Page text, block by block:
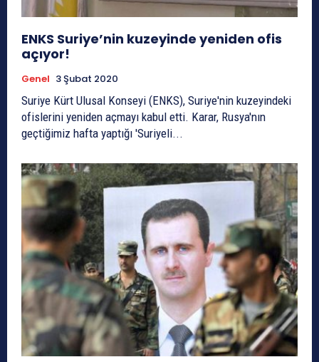
ENKS Suriye’nin kuzeyinde yeniden ofis
açıyor!
Genel 3 Şubat 2020
Suriye Kürt Ulusal Konseyi (ENKS), Suriye'nin kuzeyindeki
ofislerini yeniden açmayı kabul etti. Karar, Rusya'nın
geçtiğimiz hafta yaptığı 'Suriyeli...